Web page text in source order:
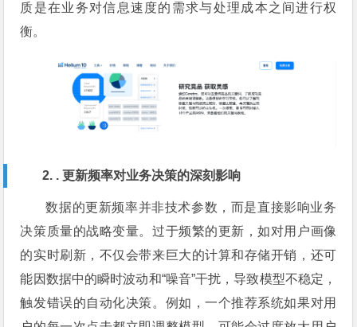
质是在业务对信息速度的需求与处理成本之间进行权
衡。
2. . 更新频率对业务决策的深刻影响
数据的更新频率并非技术参数，而是直接影响业务
决策质量的战略变量。过于频繁的更新，如对用户画像
的实时刷新，不仅会带来巨大的计算和存储开销，还可
能因数据中的瞬时波动和“噪音”干扰，导致模型不稳定，
触发错误的自动化决策。例如，一个推荐系统如果对用